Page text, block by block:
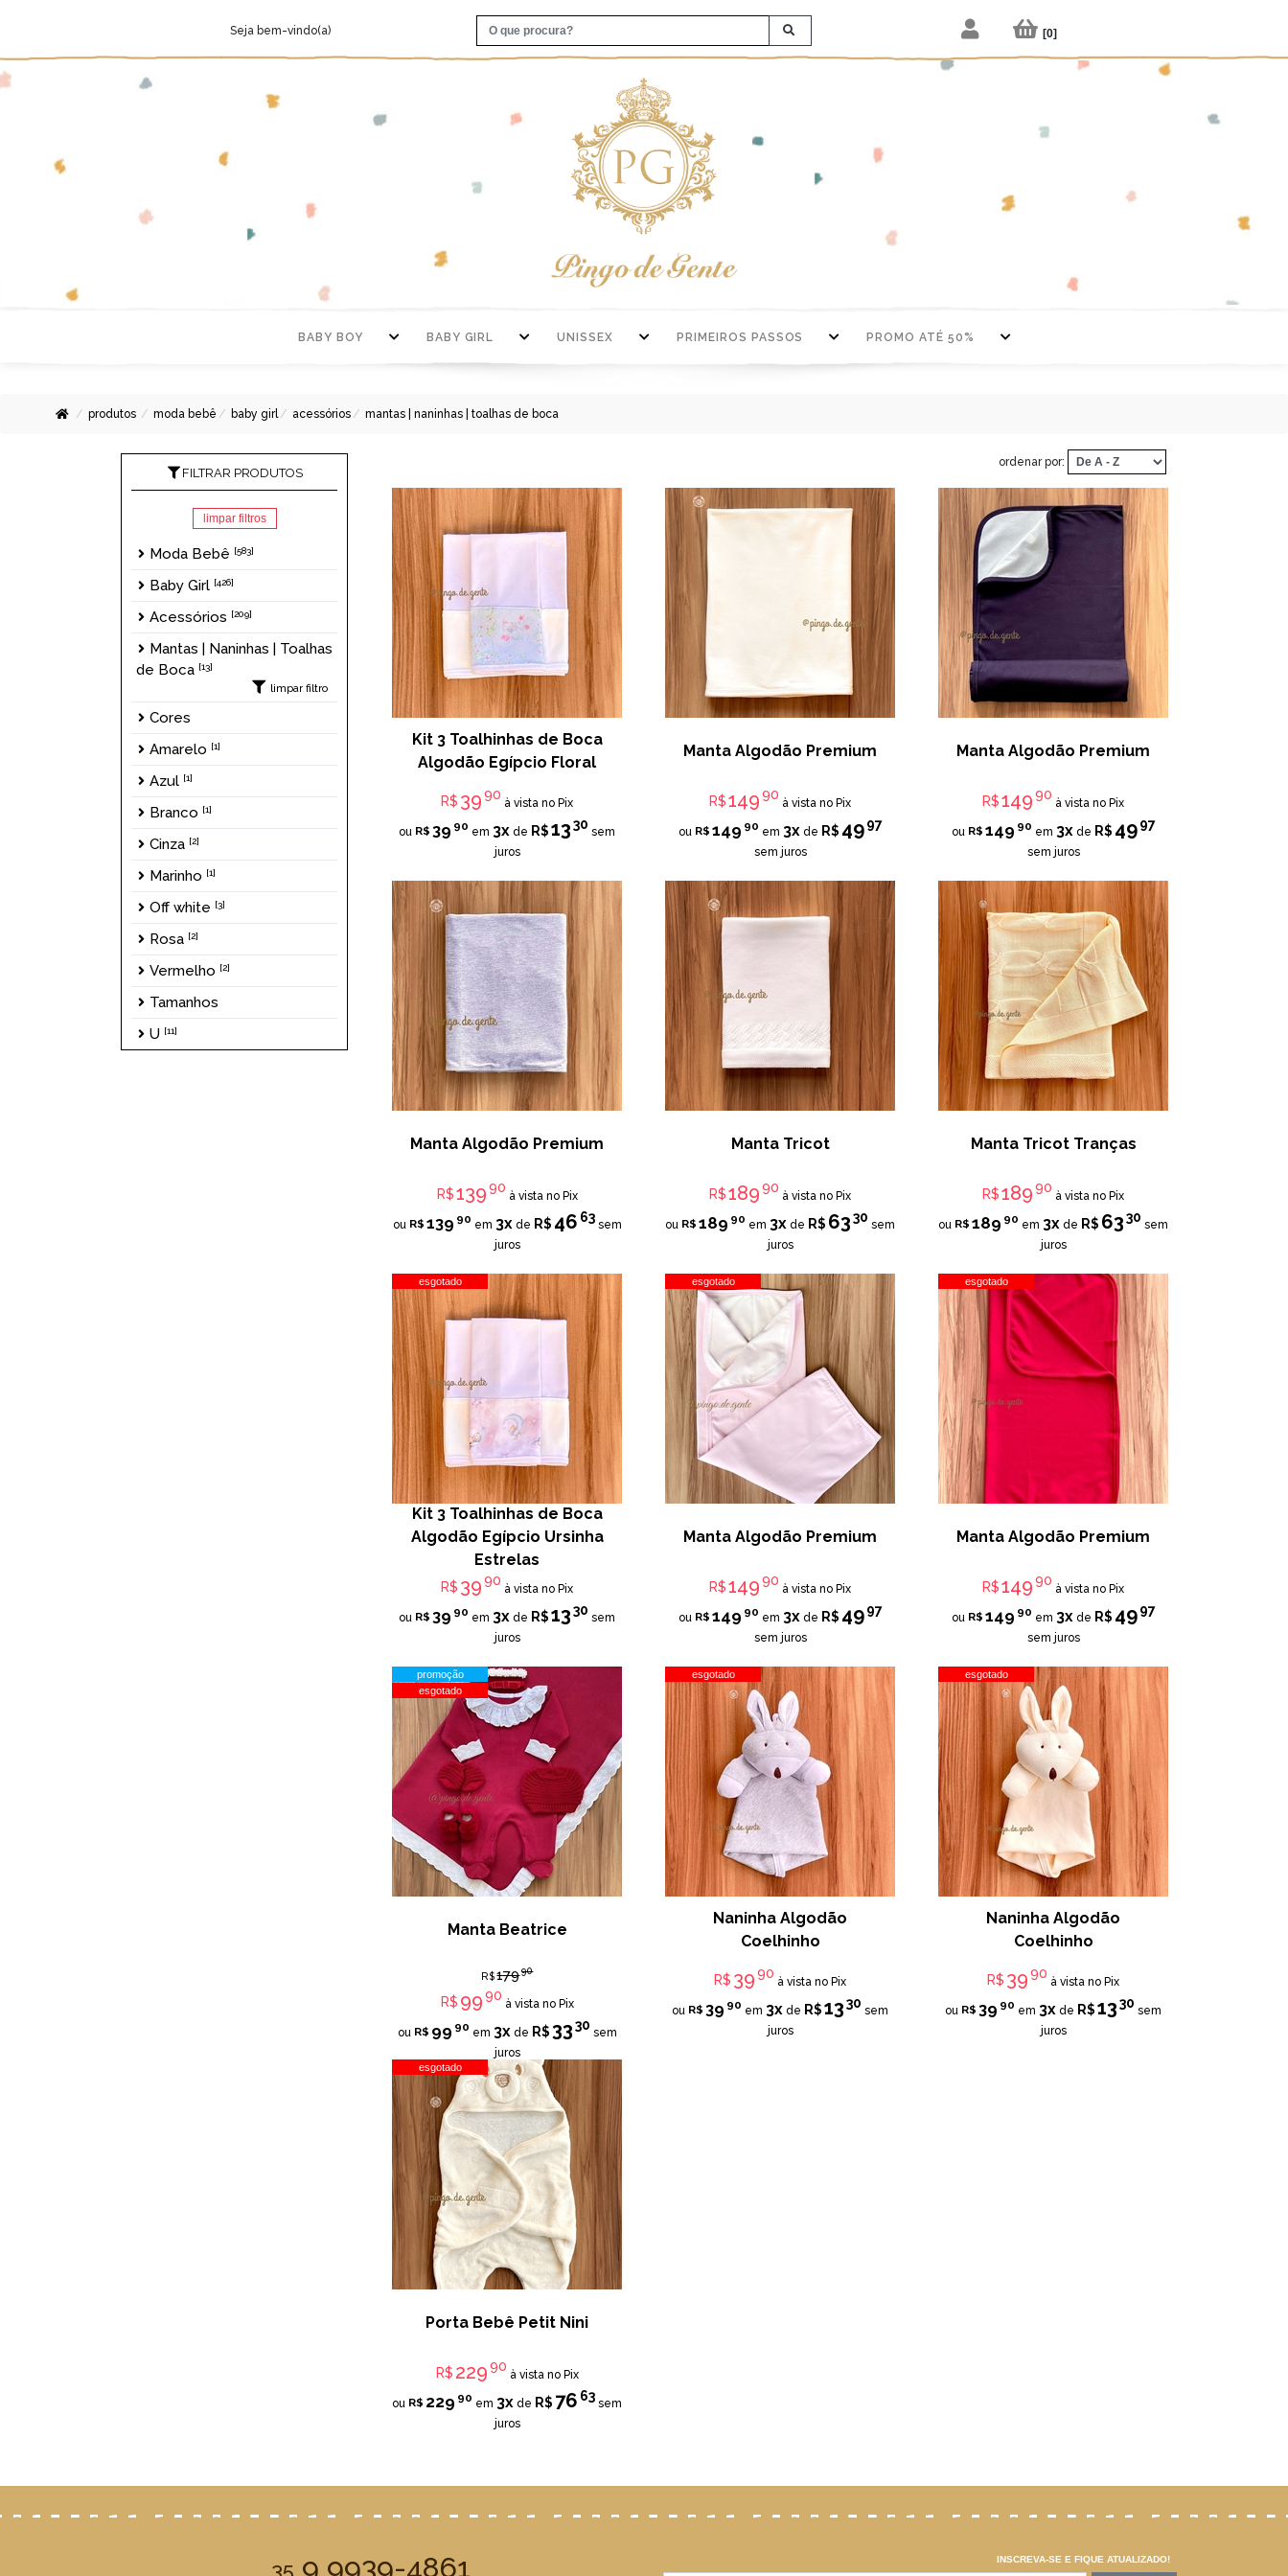
Seja bem-vindo(a) [0]
BABY BOY BABY GIRL UNISSEX PRIMEIROS PASSOS PROMO ATÉ 50%
produtos moda bebê baby girl acessórios mantas | naninhas | toalhas de boca
FILTRAR PRODUTOS
limpar filtros
Moda Bebê [583]
Baby Girl [426]
Acessórios [209]
Mantas | Naninhas | Toalhas
de Boca [13]
limpar filtro
Cores
Amarelo [1]
Azul [1]
Branco [1]
Cinza [2]
Marinho [1]
Off white [3]
Rosa [2]
Vermelho [2]
Tamanhos
U [11]
ordenar por:
Kit 3 Toalhinhas de Boca
Algodão Egípcio Floral
R$ 39 90
à vista no Pix
ou R$ 39 90 em 3x de R$ 13 30
sem
juros
Manta Algodão Premium
R$ 149 90
à vista no Pix
ou R$ 149 90 em 3xde R$ 4997
sem juros
Manta Algodão Premium
R$ 149 90
à vista no Pix
ou R$ 149 90 em 3xde R$ 4997
sem juros
Manta Algodão Premium
R$13990
à vista no Pix
ou R$ 139 90 em 3xde R$ 46 63
sem
juros
Manta Tricot
R$ 189 90
à vista no Pix
ou R$ 189 90 em 3x de R$ 63 30
sem
juros
Manta Tricot Tranças
R$ 189 90
à vista no Pix
ou R$ 189 90 em 3x de R$ 63 30
sem
juros
esgotado
Kit 3 Toalhinhas de Boca
Algodão Egípcio Ursinha
Estrelas
R$ 39 90
à vista no Pix
ou R$ 39 90 em 3x de R$ 13 30
sem
juros
esgotado
Manta Algodão Premium
R$ 149 90
à vista no Pix
ou R$ 149 90 em 3xde R$ 4997
sem juros
esgotado
Manta Algodão Premium
R$ 149 90
à vista no Pix
ou R$ 149 90 em 3xde R$ 4997
sem juros
promoção
esgotado
Manta Beatrice
R$ 17990
R$ 9990
à vista no Pix
ou R$ 99 90 em 3xde R$ 3330
sem
juros
esgotado
Naninha Algodão
Coelhinho
R$ 39 90
à vista no Pix
ou R$ 39 90 em 3x de R$ 13 30
sem
juros
esgotado
Naninha Algodão
Coelhinho
R$ 39 90
à vista no Pix
ou R$ 39 90 em 3x de R$ 13 30
sem
juros
esgotado
Porta Bebê Petit Nini
R$ 22990
à vista no Pix
ou R$ 229 90 em 3x de R$ 76 63
sem
juros
35 9 9939-4861 INSCREVA-SE E FIQUE ATUALIZADO!